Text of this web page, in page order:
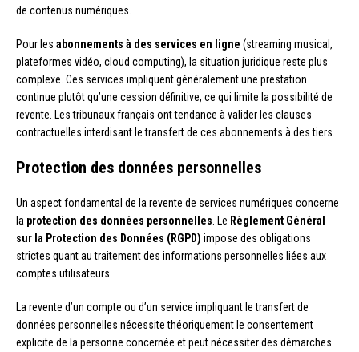
de contenus numériques.
Pour les abonnements à des services en ligne (streaming musical,
plateformes vidéo, cloud computing), la situation juridique reste plus
complexe. Ces services impliquent généralement une prestation
continue plutôt qu’une cession définitive, ce qui limite la possibilité de
revente. Les tribunaux français ont tendance à valider les clauses
contractuelles interdisant le transfert de ces abonnements à des tiers.
Protection des données personnelles
Un aspect fondamental de la revente de services numériques concerne
la protection des données personnelles . Le Règlement Général
sur la Protection des Données (RGPD) impose des obligations
strictes quant au traitement des informations personnelles liées aux
comptes utilisateurs.
La revente d’un compte ou d’un service impliquant le transfert de
données personnelles nécessite théoriquement le consentement
explicite de la personne concernée et peut nécessiter des démarches